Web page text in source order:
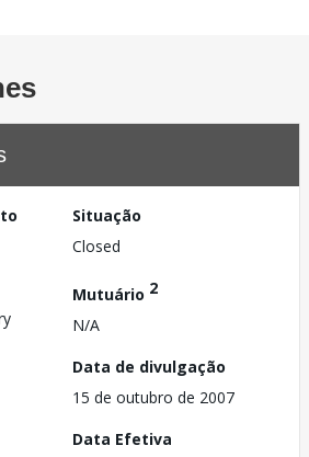
Situação
Closed
Mutuário 2
N/A
Data de divulgação
15 de outubro de 2007
Data Efetiva